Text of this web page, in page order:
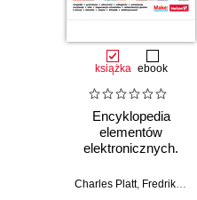
książka ebook
Encyklopedia
elementów
elektronicznych.
orientacji,
Charles Platt, Fredrik Jansson